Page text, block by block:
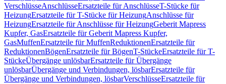
VerschlüsseAnschlüsseErsatzteile für AnschlüsseT-Stücke für
HeizungErsatzteile für T-Stücke für HeizungAnschlüsse für
HeizungErsatzteile für Anschlüsse für HeizungGeberit Mapress
Kupfer, GasErsatzteile für Geberit Mapress Kupfer,
GasMuffenErsatzteile für MuffenReduktionenErsatzteile für
ReduktionenBögenErsatzteile für BögenT-StückeErsatzteile für T-
StückeÜbergänge unlösbarErsatzteile für Übergänge
unlösbarÜbergänge und Verbindungen, lösbarErsatzteile für
Übergänge und Verbindungen, lösbarVerschlüsseErsatzteile für